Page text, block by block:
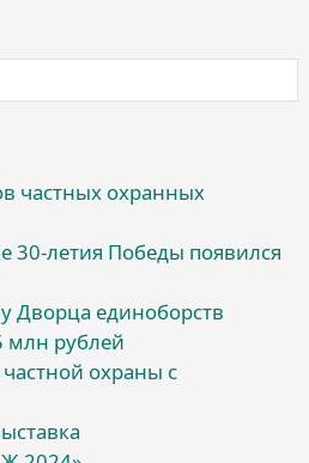
частных охранных
30-летия Победы появился
Дворца единоборств
млн рублей
охраны с